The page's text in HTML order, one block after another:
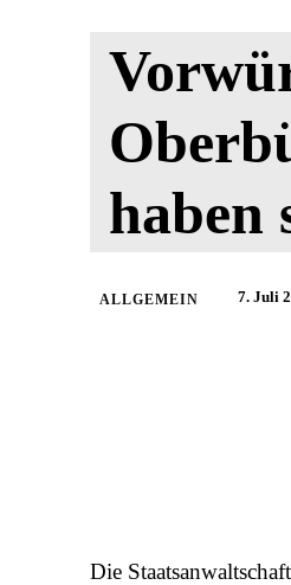
haben
ALLGEMEIN 7. Juli
Die